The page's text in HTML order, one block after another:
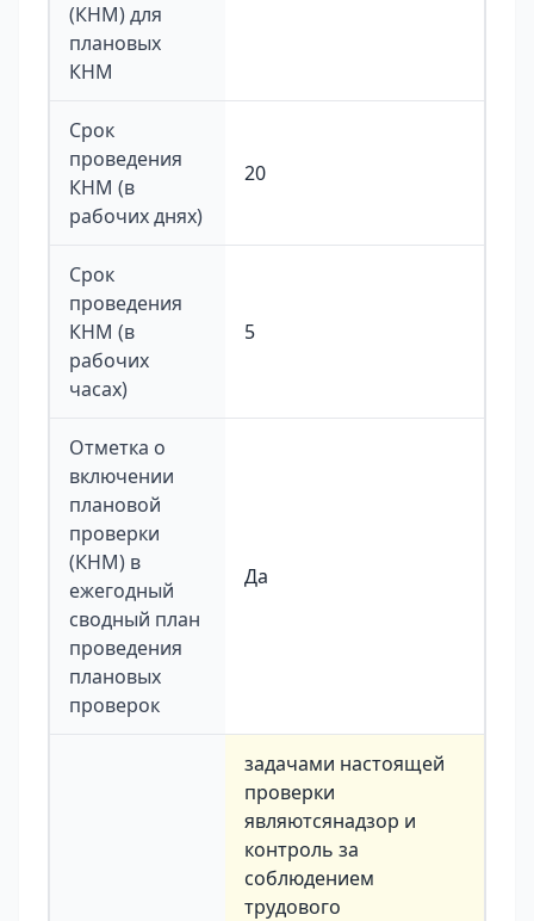
(КНМ) для
плановых
КНМ
Срок
проведения
КНМ (в
рабочих днях)
20
Срок
проведения
КНМ (в
рабочих
часах)
5
Отметка о
включении
плановой
проверки
(КНМ) в
ежегодный
сводный план
проведения
плановых
проверок
Да
задачами настоящей
проверки
являютсянадзор и
контроль за
соблюдением
трудового